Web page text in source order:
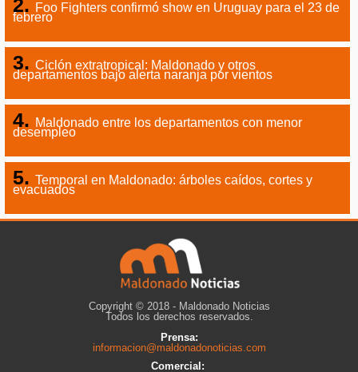
Foo Fighters confirmó show en Uruguay para el 23 de
febrero
Ciclón extratropical: Maldonado y otros
departamentos bajo alerta naranja por vientos
Maldonado entre los departamentos con menor
desempleo
Temporal en Maldonado: árboles caídos, cortes y
evacuados
Copyright © 2018 - Maldonado Noticias
Todos los derechos reservados.
Prensa:
informacion@maldonadonoticias.com
Comercial: